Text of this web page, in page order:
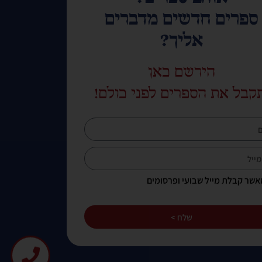
ספרים חדשים מדברים
אליך?
הירשם כאן
את הספרים לפני כולם!
קבלת מייל שבועי ופרסומים
שלח >